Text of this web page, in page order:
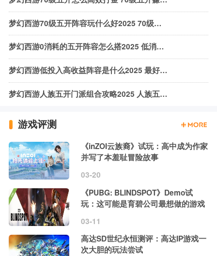
梦幻西游70级五开阵容玩什么好2025 70级五开搭配攻略
梦幻西游0消耗的五开阵容怎么搭2025 低消耗血量蓝量阵容推荐
梦幻西游低投入高收益阵容是什么2025 最好用的五开阵容推荐攻略
梦幻西游人族五开门派组合攻略2025 人族五开玩什么门派好
游戏评测
《inZOI云族裔》试玩：高中成为作家
并写了本羞耻冒险故事
03-20
《PUBG: BLINDSPOT》Demo试
玩：这可能是育碧公司最想做的游戏
03-11
高达SD世纪永恒测评：高达IP游戏一
次大胆的玩法尝试